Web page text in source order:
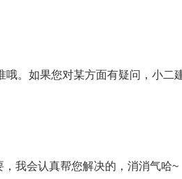
。如果您对某方面有疑问，小二
我会认真帮您解决的，消消气哈~